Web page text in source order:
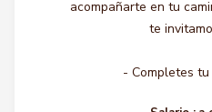
acompañarte en tu
te
- Completes tu